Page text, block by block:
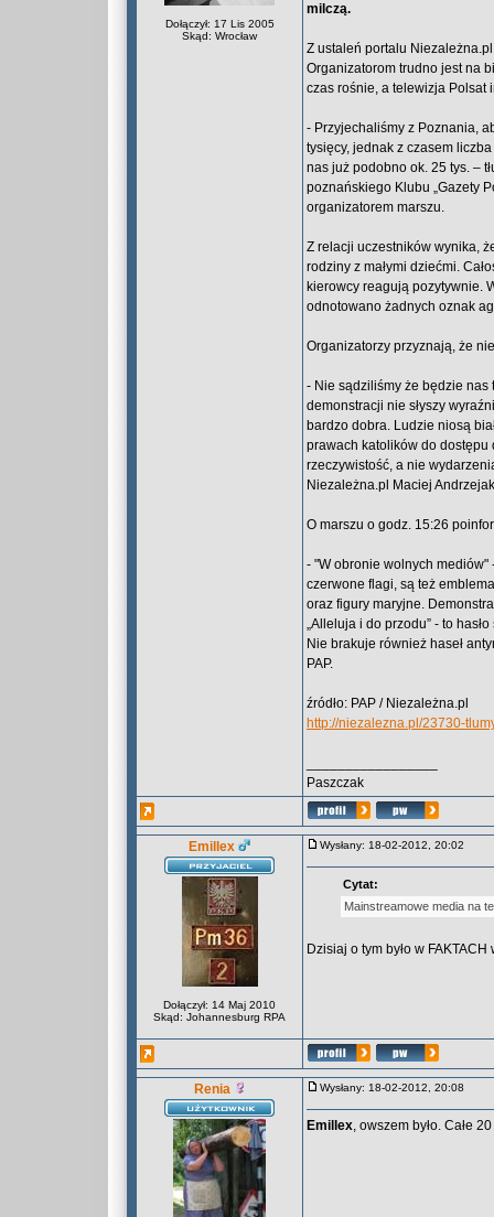
Dołączył: 17 Lis 2005
Skąd: Wrocław
milczą.
Z ustaleń portalu
Organizatorom trudno jest na
czas rośnie, a telewizja Polsat
- Przyjechaliśmy z Poznania,
tysięcy, jednak z czasem
nas już podobno ok. 25 tys. –
poznańskiego Klubu „Gazety
organizatorem marszu.
Z relacji uczestników wynika,
rodziny z małymi dziećmi.
kierowcy reagują pozytywnie.
odnotowano żadnych oznak
Organizatorzy przyznają, że
- Nie sądziliśmy że będzie nas
demonstracji nie słyszy
bardzo dobra. Ludzie niosą
prawach katolików do
rzeczywistość, a nie
Niezależna.pl Maciej
O marszu o godz. 15:26
- "W obronie wolnych mediów"
czerwone flagi, są też
oraz figury maryjne.
„Alleluja i do przodu” - to
Nie brakuje również haseł
PAP.
źródło: PAP / Niezależna.pl
http://niezalezna.pl/23730-
Paszczak
Emillex
Dołączył: 14 Maj 2010
Skąd: Johannesburg RPA
Wysłany: 18-02-2012, 20:02
Cytat:
Mainstreamowe media na
Dzisiaj o tym było w FAKTACH
Renia Wysłany: 18-02-2012, 20:08
Emillex, owszem było. Całe